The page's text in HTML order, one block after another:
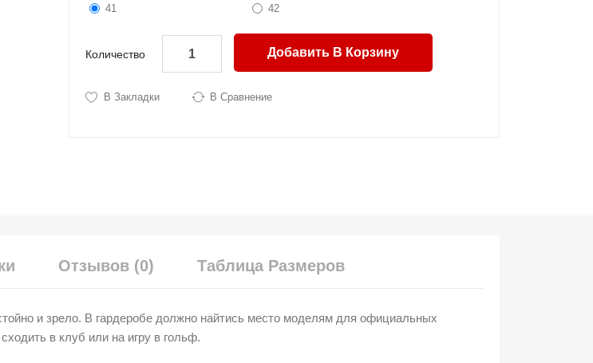
41 42
Количество Добавить В Корзину
В Закладки В Сравнение
Отзывов (0) Таблица Размеров
и зрело. В гардеробе должно найтись место моделям для официальных
в клуб или на игру в гольф.